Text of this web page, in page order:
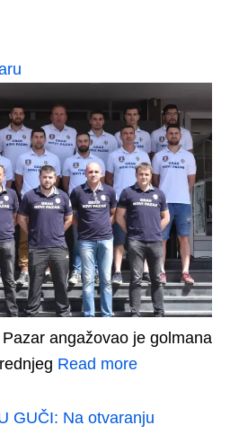
angažovao je golmana
Read more
GUČI: Na otvaranju